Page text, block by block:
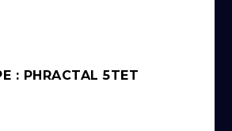
: PHRACTAL 5TET